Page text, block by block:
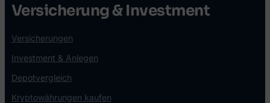
Versicherung & Investment
Versicherungen
Investment & Anlegen
Depotvergleich
Kryptowährungen kaufen